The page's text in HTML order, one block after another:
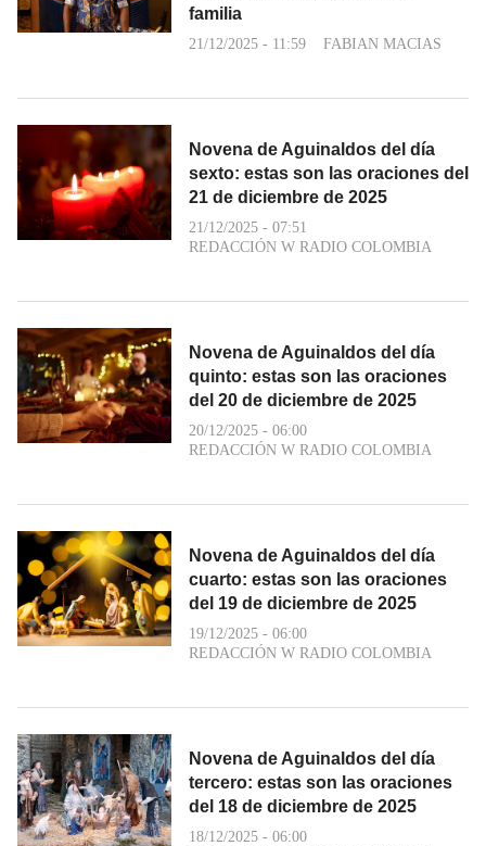
familia
21/12/2025 - 11:59 FABIAN MACIAS
Novena de Aguinaldos del día
sexto: estas son las oraciones del
21 de diciembre de 2025
21/12/2025 - 07:51
REDACCIÓN W RADIO COLOMBIA
Novena de Aguinaldos del día
quinto: estas son las oraciones
del 20 de diciembre de 2025
20/12/2025 - 06:00
REDACCIÓN W RADIO COLOMBIA
Novena de Aguinaldos del día
cuarto: estas son las oraciones
del 19 de diciembre de 2025
19/12/2025 - 06:00
REDACCIÓN W RADIO COLOMBIA
Novena de Aguinaldos del día
tercero: estas son las oraciones
del 18 de diciembre de 2025
18/12/2025 - 06:00